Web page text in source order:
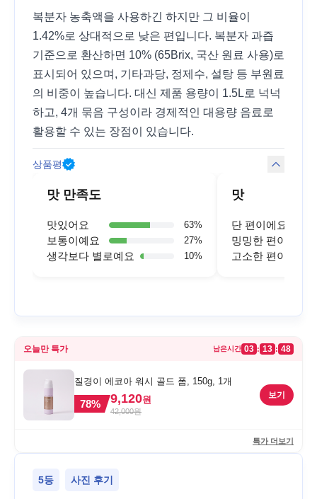
복분자 농축액을 사용하긴 하지만 그 비율이
1.42%로 상대적으로 낮은 편입니다. 복분자 과즙
기준으로 환산하면 10% (65Brix, 국산 원료 사용)로
표시되어 있으며, 기타과당, 정제수, 설탕 등 부원료
의 비중이 높습니다. 대신 제품 용량이 1.5L로 넉넉
하고, 4개 묶음 구성이라 경제적인 대용량 음료로
활용할 수 있는 장점이 있습니다.
상품평
맛 만족도
맛있어요 63%
보통이예요 27%
생각보다 별로예요 10%
맛
단 편이에요
밍밍한 편이에요
고소한 편이에요
오늘만 특가 남은시간 03 : 13 : 48
질경이 에코아 워시 골드 폼, 150g, 1개
78% 9,120원
42,000원
보기
특가 더보기
5등 사진 후기